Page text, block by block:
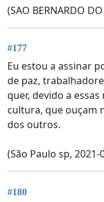
(SAO BERNARDO
#177
Eu estou a assinar
de paz,
quer, devido a
cultura, que ouçam
dos outros.
(São Paulo sp, 2021-
#180